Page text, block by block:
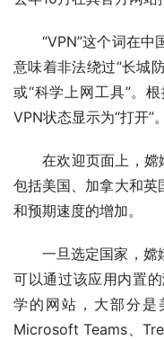
“VPN”这个词在
意味着非法绕过“长城
或“科学上网工具”。
VPN状态显示为“打开”。
在欢迎页面上，嫦
包括美国、加拿大和英
和预期速度的增加。
一旦选定国家，嫦
可以通过该应用内置
学的网站，大部分
Microsoft Teams、